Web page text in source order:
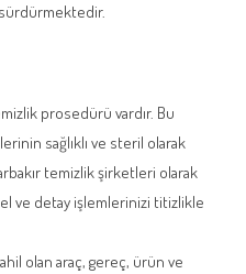
sürdürmektedir.
prosedürü vardır. Bu
sağlıklı ve steril olarak
temizlik şirketleri olarak
ve detay işlemlerinizi titizlikle
olan araç, gereç, ürün ve